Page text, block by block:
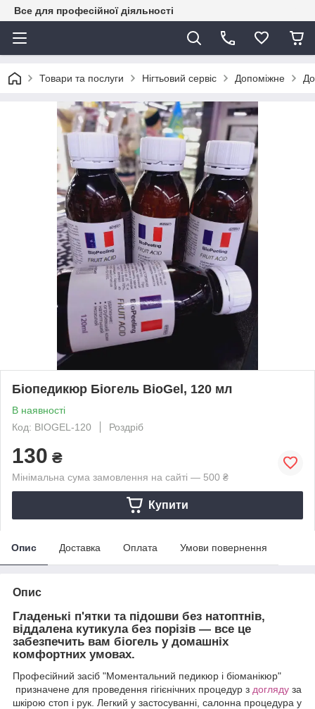
Все для професійної діяльності
Товари та послуги Нігтьовий сервіс Допоміжне
Біопедикюр Біогель BioGel, 120 мл
В наявності
Код: BIOGEL-120
Роздріб
130 ₴
Мінімальна сума замовлення на сайті — 500 ₴
Купити
Опис Доставка Оплата Умови повернення
Опис
Гладенькі п'ятки та підошви без натоптнів,
віддалена кутикула без порізів — все це
забезпечить вам біогель у домашніх
комфортних умовах.
Професійний засіб "Моментальний педикюр і біоманікюр"
призначене для проведення гігієнічних процедур з догляду за
шкірою стоп і рук. Легкий у застосуванні, салонна процедура у